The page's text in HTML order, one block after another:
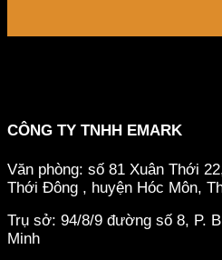
CÔNG TY TNHH EMARK
Văn phòng: số 81 Xuân Thới
Thới Đông , huyện Hóc Môn,
Trụ sở: 94/8/9 đường số 8, P.
Minh